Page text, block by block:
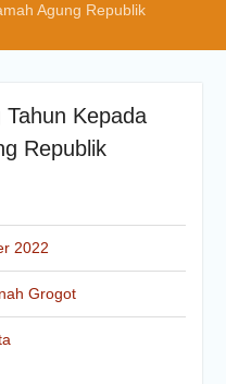
Agung Republik
Kepada
Republik
2022
Grogot